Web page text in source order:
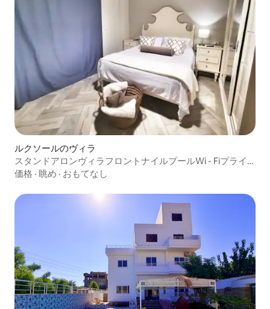
ルクソールのヴィラ
スタンドアロンヴィラフロントナイルプールWi - Fiプライ
バシー
価格 · 眺め · おもてなし